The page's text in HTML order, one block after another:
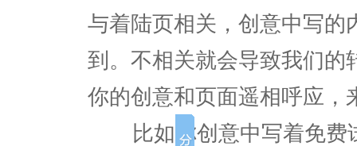
与着陆页相关，创意中写的
到。不相关就会导致我们的
你的创意和页面遥相呼应，
比如你创意中写着免费